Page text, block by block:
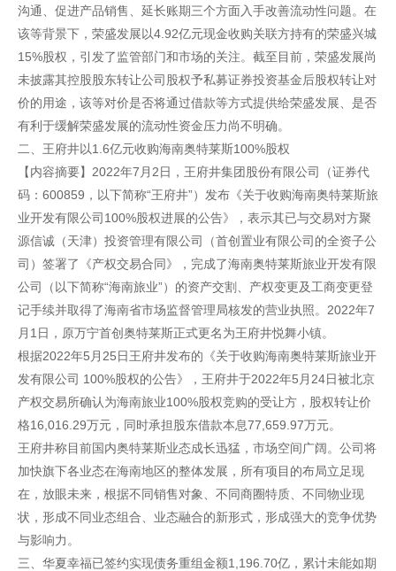
沟通、促进产品销售、延长账期三个方面入手改善流动性问题。在
该等背景下，荣盛发展以4.92亿元现金收购关联方持有的荣盛兴城
15%股权，引发了监管部门和市场的关注。截至目前，荣盛发展尚
未披露其控股股东转让公司股权予私募证券投资基金后股权转让对
价的用途，该等对价是否将通过借款等方式提供给荣盛发展、是否
有利于缓解荣盛发展的流动性资金压力尚不明确。
二、王府井以1.6亿元收购海南奥特莱斯100%股权
【内容摘要】2022年7月2日，王府井集团股份有限公司（证券代
码：600859，以下简称“王府井”）发布《关于收购海南奥特莱斯旅
业开发有限公司100%股权进展的公告》，表示其已与交易对方聚
源信诚（天津）投资管理有限公司（首创置业有限公司的全资子公
司）签署了《产权交易合同》，完成了海南奥特莱斯旅业开发有限
公司（以下简称“海南旅业”）的资产交割、产权变更及工商变更登
记手续并取得了海南省市场监督管理局核发的营业执照。2022年7
月1日，原万宁首创奥特莱斯正式更名为王府井悦舞小镇。
根据2022年5月25日王府井发布的《关于收购海南奥特莱斯旅业开
发有限公司 100%股权的公告》，王府井于2022年5月24日被北京
产权交易所确认为海南旅业100%股权竞购的受让方，股权转让价
格16,016.29万元，同时承担股东借款本息77,659.97万元。
王府井称目前国内奥特莱斯业态成长迅猛，市场空间广阔。公司将
加快旗下各业态在海南地区的整体发展，所有项目的布局立足现
在，放眼未来，根据不同销售对象、不同商圈特质、不同物业现
状，形成不同业态组合、业态融合的新形式，形成强大的竞争优势
与影响力。
三、华夏幸福已签约实现债务重组金额1,196.70亿，累计未能如期